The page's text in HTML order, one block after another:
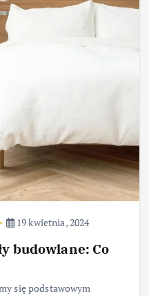
19 kwietnia, 2024
budowlane: Co
się podstawowym